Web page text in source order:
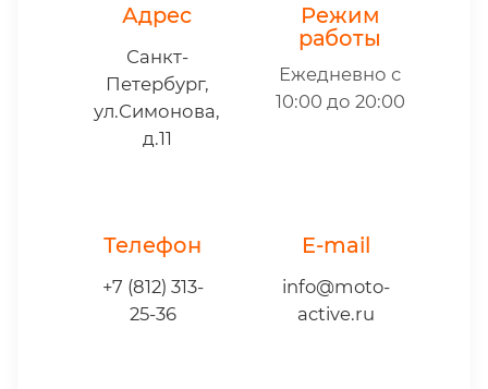
Адрес
Санкт-
Петербург,
ул.Симонова,
д.11
Режим
работы
Ежедневно с
10:00 до 20:00
Телефон
+7 (812) 313-
25-36
E-mail
info@moto-
active.ru